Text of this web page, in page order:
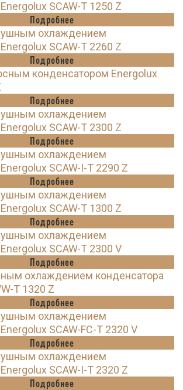
SCAW-T 1250 Z
Подробнее
охлаждением
SCAW-T 2260 Z
Подробнее
конденсатором Energolux
Подробнее
охлаждением
SCAW-T 2300 Z
Подробнее
охлаждением
SCAW-I-T 2290 Z
Подробнее
охлаждением
SCAW-T 1300 Z
Подробнее
охлаждением
SCAW-T 2300 V
Подробнее
охлаждением конденсатора
T 1320 Z
Подробнее
охлаждением
SCAW-FC-T 2320 V
Подробнее
охлаждением
SCAW-I-T 2320 Z
Подробнее